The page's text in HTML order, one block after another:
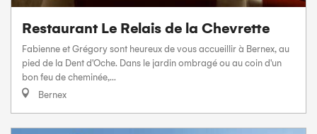
Restaurant Le Relais de la Chevrette
Fabienne et Grégory sont heureux de vous accueillir à Bernex, au
pied de la Dent d'Oche. Dans le jardin ombragé ou au coin d'un
bon feu de cheminée,...
Bernex